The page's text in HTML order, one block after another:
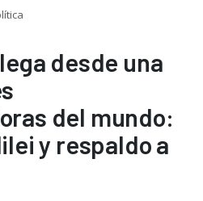
desde una
del mundo:
y respaldo a